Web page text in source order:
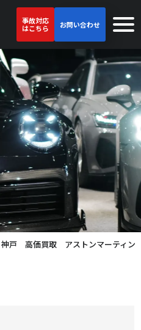
事故対応
はこちら
お問い合わせ
神戸 高価買取 アストンマーティン